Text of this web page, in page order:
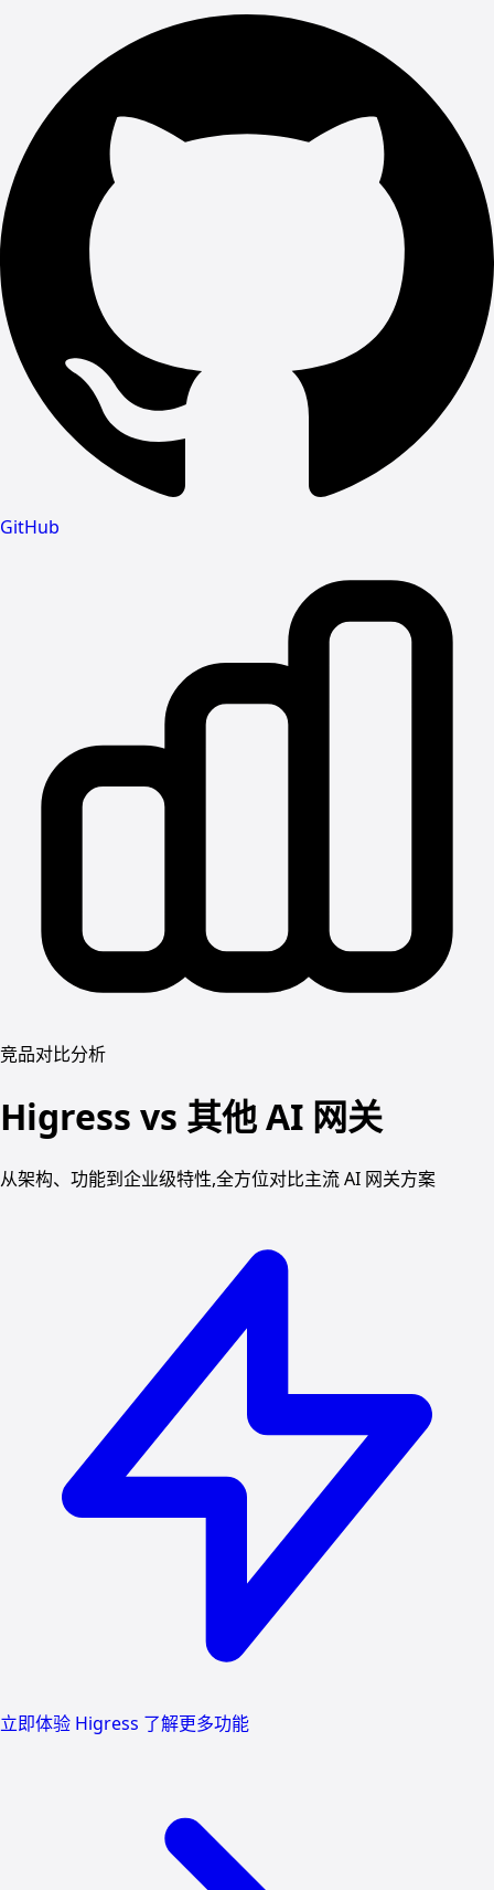
GitHub
竞品对比分析
Higress vs 其他 AI 网关
从架构、功能到企业级特性,全方位对比主流 AI 网关方案
立即体验 Higress 了解更多功能